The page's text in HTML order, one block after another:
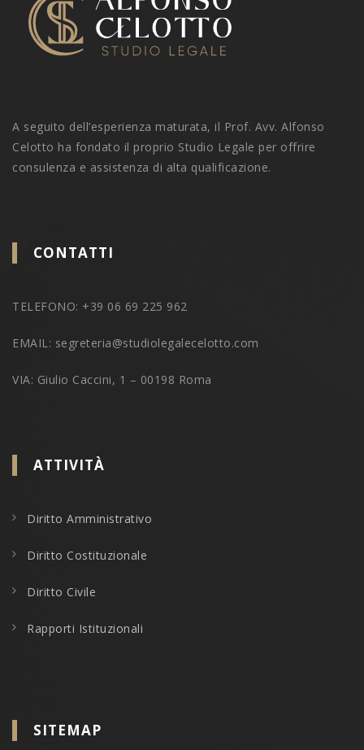
A seguito dell’esperienza maturata, il Prof. Avv. Alfonso
Celotto ha fondato il proprio Studio Legale per offrire
consulenza e assistenza di alta qualificazione.
CONTATTI
TELEFONO: +39 06 69 225 962
EMAIL: segreteria@studiolegalecelotto.com
VIA: Giulio Caccini, 1 – 00198 Roma
ATTIVITÀ
Diritto Amministrativo
Diritto Costituzionale
Diritto Civile
Rapporti Istituzionali
SITEMAP